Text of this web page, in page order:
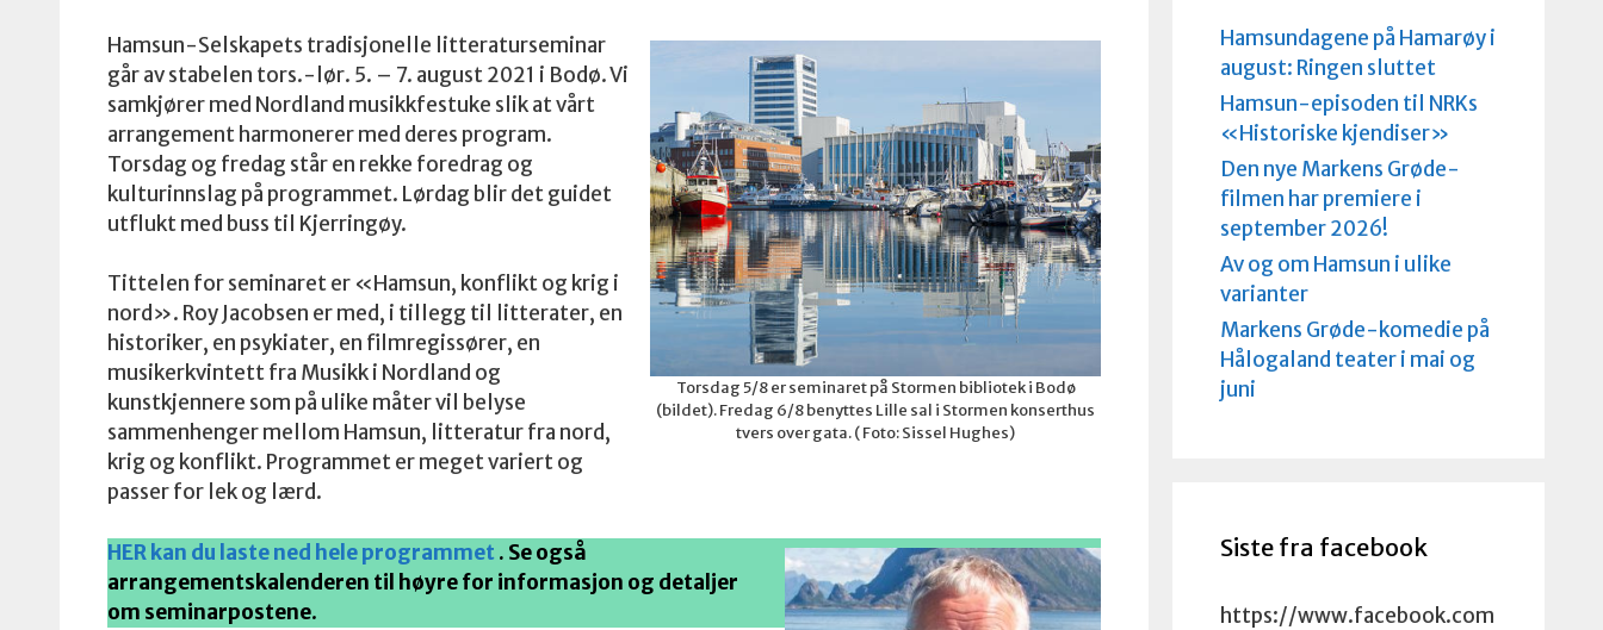
Torsdag 5/8 er seminaret på Stormen bibliotek i Bodø
(bildet). Fredag 6/8 benyttes Lille sal i Stormen konserthus
tvers over gata. ( Foto: Sissel Hughes)
Hamsun-Selskapets tradisjonelle litteraturseminar
går av stabelen tors.-lør. 5. – 7. august 2021 i Bodø. Vi
samkjører med Nordland musikkfestuke slik at vårt
arrangement harmonerer med deres program.
Torsdag og fredag står en rekke foredrag og
kulturinnslag på programmet. Lørdag blir det guidet
utflukt med buss til Kjerringøy.
Tittelen for seminaret er «Hamsun, konflikt og krig i
nord». Roy Jacobsen er med, i tillegg til litterater, en
historiker, en psykiater, en filmregissører, en
musikerkvintett fra Musikk i Nordland og
kunstkjennere som på ulike måter vil belyse
sammenhenger mellom Hamsun, litteratur fra nord,
krig og konflikt. Programmet er meget variert og
passer for lek og lærd.
HER kan du laste ned hele programmet . Se også
arrangementskalenderen til høyre for informasjon og detaljer
om seminarpostene.
Hamsundagene på Hamarøy i
august: Ringen sluttet
Hamsun-episoden til NRKs
«Historiske kjendiser»
Den nye Markens Grøde-
filmen har premiere i
september 2026!
Av og om Hamsun i ulike
varianter
Markens Grøde-komedie på
Hålogaland teater i mai og
juni
Siste fra facebook
https://www.facebook.com